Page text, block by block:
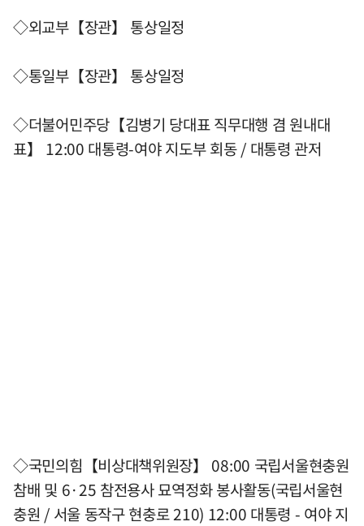
◇외교부【장관】 통상일정
◇통일부【장관】 통상일정
◇더불어민주당【김병기 당대표 직무대행 겸 원내대
표】 12:00 대통령-여야 지도부 회동 / 대통령 관저
◇국민의힘【비상대책위원장】 08:00 국립서울현충원
참배 및 6·25 참전용사 묘역정화 봉사활동(국립서울현
충원 / 서울 동작구 현충로 210) 12:00 대통령 - 여야 지